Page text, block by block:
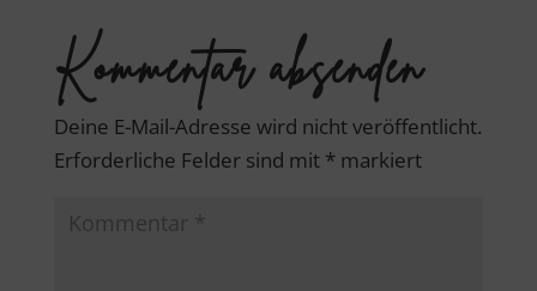
Kommentar absenden
Deine E-Mail-Adresse wird nicht veröffentlicht.
Erforderliche Felder sind mit *markiert